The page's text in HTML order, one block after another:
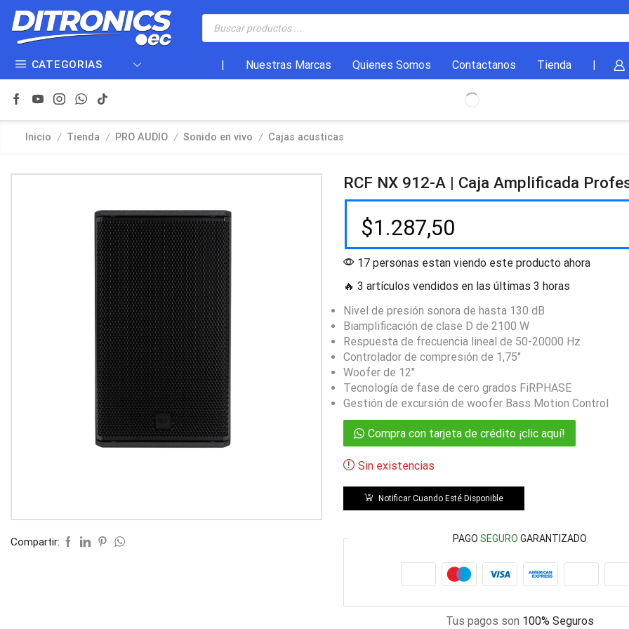
CATEGORIAS Nuestras Marcas Quienes Somos Contactanos Tienda
Inicio / Tienda / PRO AUDIO / Sonido en vivo / Cajas acusticas
Compartir:
RCF NX 912-A | Caja Amplificada
$1.287,50
17 personas estan viendo este producto ahora
🔥 3 artículos vendidos en las últimas 3 horas
Nivel de presión sonora de hasta 130 dB
Biamplificación de clase D de 2100 W
Respuesta de frecuencia lineal de 50-20000 Hz
Controlador de compresión de 1,75″
Woofer de 12″
Tecnología de fase de cero grados FiRPHASE
Gestión de excursión de woofer Bass Motion Control
Compra con tarjeta de crédito ¡clic aquí!
Sin existencias
Notificar Cuando Esté Disponible
PAGOSEGURO GARANTIZADO
Tus pagos son 100% Seguros